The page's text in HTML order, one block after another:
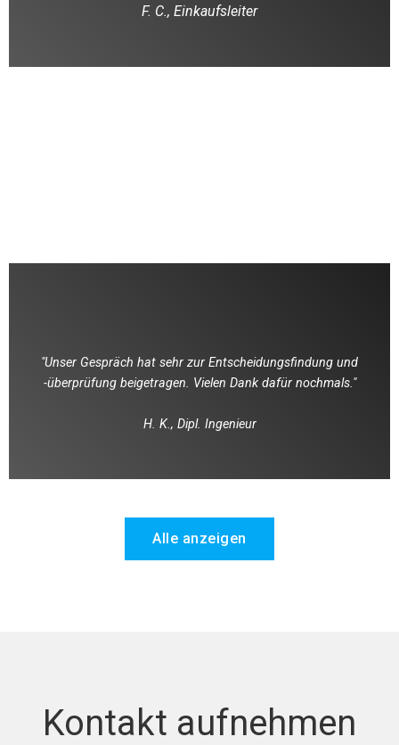
F. C., Einkaufsleiter
"Unser Gespräch hat sehr zur Entscheidungsfindung und
-überprüfung beigetragen. Vielen Dank dafür nochmals."
H. K., Dipl. Ingenieur
Alle anzeigen
Kontakt aufnehmen